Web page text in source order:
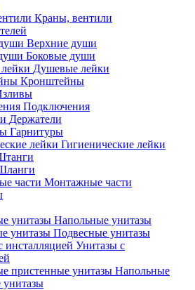
Краны, вентили
Верхние души
Боковые души
Душевые лейки
Кронштейны
Подключения
Держатели
Гарнитуры
Гигиенические лейки
Монтажные части
Напольные унитазы
Подвесные унитазы
Унитазы с
Напольные
унитазы